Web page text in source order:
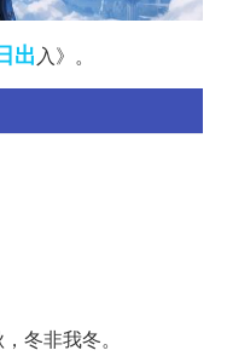
出入》。
冬非我冬。